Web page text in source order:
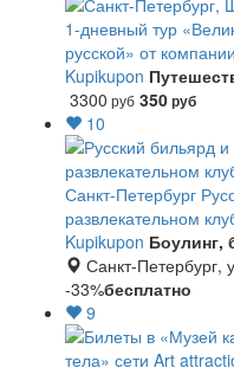
1-дневный тур
русской» от
Kupikupon
3300 руб 350руб
10
Санкт-Петербург
развлекательном
Kupikupon Боулинг,
Санкт-Петербург,
-33%бесплатно
9